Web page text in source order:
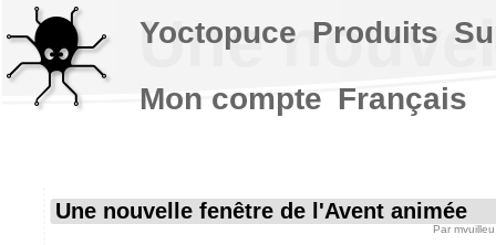
Une
Une nouvelle fenêtre de l'Avent animée
Par mvuilleu
Yoctopuce Produits
Mon compte Français